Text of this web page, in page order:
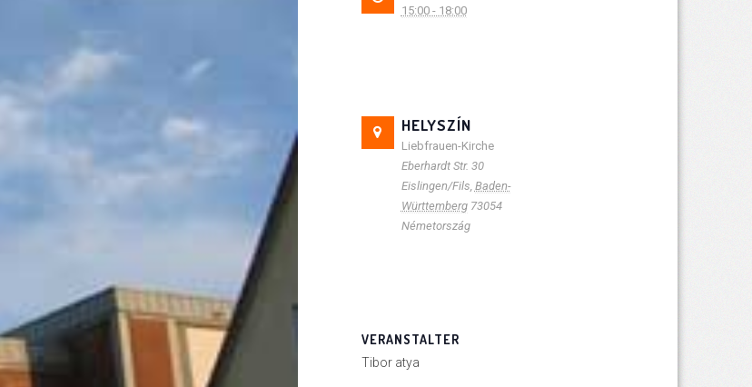
15:00 - 18:00
HELYSZÍN
Liebfrauen-Kirche
Eberhardt Str. 30
Eislingen/Fils, Baden-
Württemberg 73054
Németország
VERANSTALTER
Tibor atya